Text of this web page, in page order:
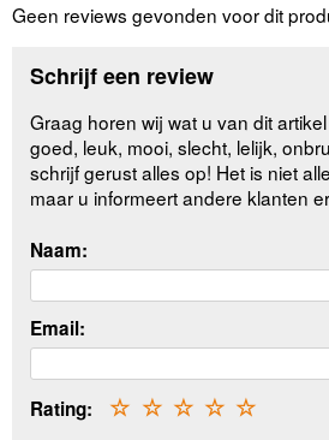
Geen reviews gevonden voor dit
Schrijf een review
Graag horen wij wat u van dit
goed, leuk, mooi, slecht, lelijk,
schrijf gerust alles op! Het is niet
maar u informeert andere klanten
Naam:
Email:
Rating: ☆
☆
☆
☆
☆